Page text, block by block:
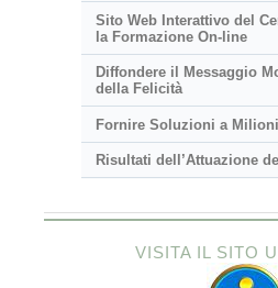
Sito Web Interattivo del
la Formazione On-line
Diffondere il Messaggio
della Felicità
Fornire Soluzioni a
Risultati dell’Attuazione
VISITA IL SITO